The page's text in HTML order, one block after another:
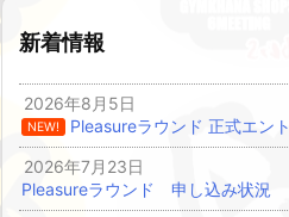
新着情報
2026年8月5日
NEW!
Pleasureラウンド 正式エン
2026年7月23日
Pleasureラウンド 申し込み状況